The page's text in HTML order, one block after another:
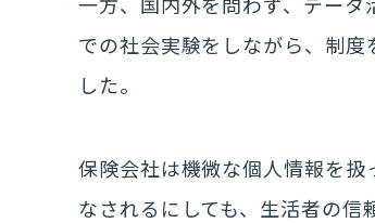
一方、国内外を問わず、データ
での社会実験をしながら、制
した。
保険会社は機微な個人情報を扱
なされるにしても、生活者の